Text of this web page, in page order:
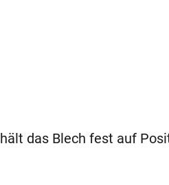
hält das Blech fest auf